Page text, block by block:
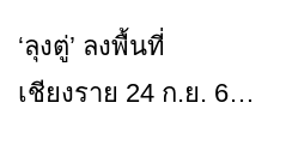
‘ศก.-ท่องเที่ยว’ข่าวเชียงราย
‘ลุงตู่’ ลงพื้นที่
เชียงราย 24 ก.ย. 63